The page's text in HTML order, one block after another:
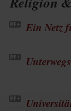
Ein Netz